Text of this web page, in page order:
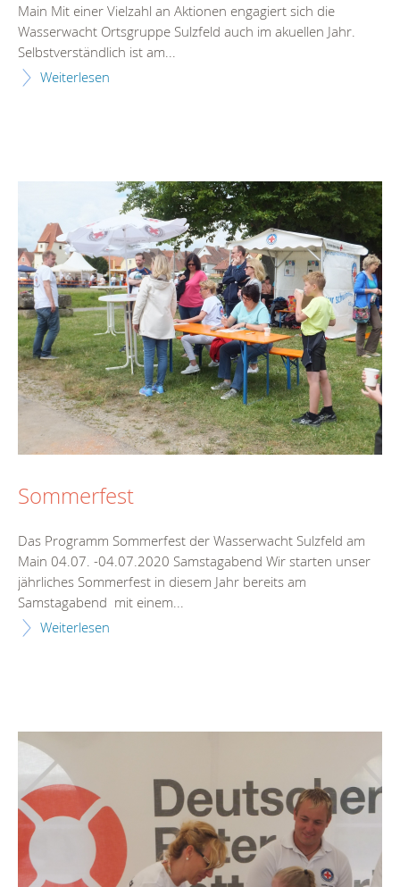
Main Mit einer Vielzahl an Aktionen engagiert sich die
Wasserwacht Ortsgruppe Sulzfeld auch im akuellen Jahr.
Selbstverständlich ist am...
Weiterlesen
Sommerfest
Das Programm Sommerfest der Wasserwacht Sulzfeld am
Main 04.07. -04.07.2020 Samstagabend Wir starten unser
jährliches Sommerfest in diesem Jahr bereits am
Samstagabend mit einem...
Weiterlesen